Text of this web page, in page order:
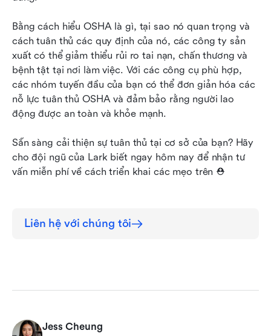
Bằng cách hiểu OSHA là gì, tại sao nó quan trọng và
cách tuân thủ các quy định của nó, các công ty sản
xuất có thể giảm thiểu rủi ro tai nạn, chấn thương và
bệnh tật tại nơi làm việc. Với các công cụ phù hợp,
các nhóm tuyến đầu của bạn có thể đơn giản hóa các
nỗ lực tuân thủ OSHA và đảm bảo rằng người lao
động được an toàn và khỏe mạnh.
Sẵn sàng cải thiện sự tuân thủ tại cơ sở của bạn? Hãy
cho đội ngũ của Lark biết ngay hôm nay để nhận tư
vấn miễn phí về cách triển khai các mẹo trên ⛑
Liên hệ với chúng tôi
Jess Cheung